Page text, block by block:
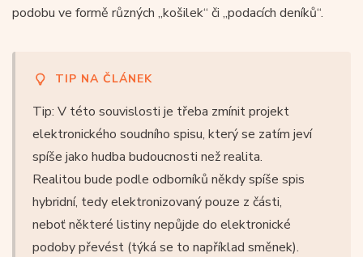
podobu ve formě různých „košilek“ či „podacích deníků“.
TIP NA ČLÁNEK
Tip: V této souvislosti je třeba zmínit projekt
elektronického soudního spisu, který se zatím jeví
spíše jako hudba budoucnosti než realita.
Realitou bude podle odborníků někdy spíše spis
hybridní, tedy elektronizovaný pouze z části,
neboť některé listiny nepůjde do elektronické
podoby převést (týká se to například směnek).